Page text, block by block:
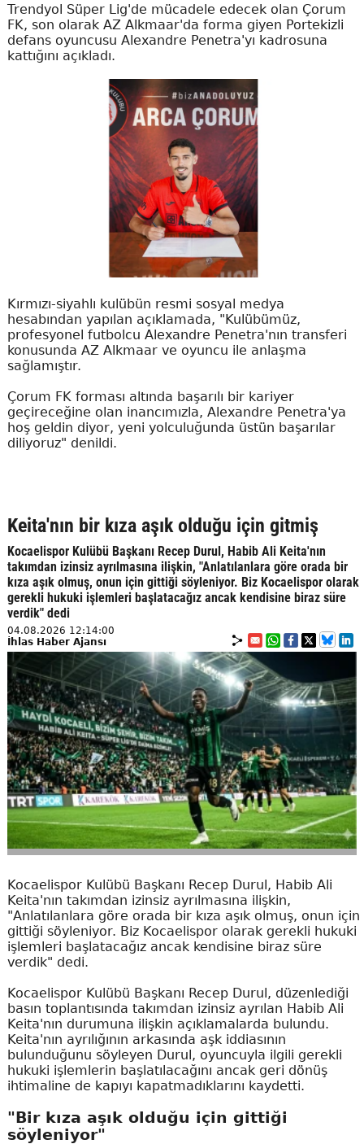
Trendyol Süper Lig'de mücadele edecek olan Çorum
FK, son olarak AZ Alkmaar'da forma giyen Portekizli
defans oyuncusu Alexandre Penetra'yı kadrosuna
kattığını açıkladı.
Kırmızı-siyahlı kulübün resmi sosyal medya
hesabından yapılan açıklamada, "Kulübümüz,
profesyonel futbolcu Alexandre Penetra'nın transferi
konusunda AZ Alkmaar ve oyuncu ile anlaşma
sağlamıştır.
Çorum FK forması altında başarılı bir kariyer
geçireceğine olan inancımızla, Alexandre Penetra'ya
hoş geldin diyor, yeni yolculuğunda üstün başarılar
diliyoruz" denildi.
Keita'nın bir kıza aşık olduğu için gitmiş
Kocaelispor Kulübü Başkanı Recep Durul, Habib Ali Keita'nın
takımdan izinsiz ayrılmasına ilişkin, "Anlatılanlara göre orada bir
kıza aşık olmuş, onun için gittiği söyleniyor. Biz Kocaelispor olarak
gerekli hukuki işlemleri başlatacağız ancak kendisine biraz süre
verdik" dedi
04.08.2026 12:14:00
İhlas Haber Ajansı
Kocaelispor Kulübü Başkanı Recep Durul, Habib Ali
Keita'nın takımdan izinsiz ayrılmasına ilişkin,
"Anlatılanlara göre orada bir kıza aşık olmuş, onun için
gittiği söyleniyor. Biz Kocaelispor olarak gerekli hukuki
işlemleri başlatacağız ancak kendisine biraz süre
verdik" dedi.
Kocaelispor Kulübü Başkanı Recep Durul, düzenlediği
basın toplantısında takımdan izinsiz ayrılan Habib Ali
Keita'nın durumuna ilişkin açıklamalarda bulundu.
Keita'nın ayrılığının arkasında aşk iddiasının
bulunduğunu söyleyen Durul, oyuncuyla ilgili gerekli
hukuki işlemlerin başlatılacağını ancak geri dönüş
ihtimaline de kapıyı kapatmadıklarını kaydetti.
"Bir kıza aşık olduğu için gittiği
söyleniyor"